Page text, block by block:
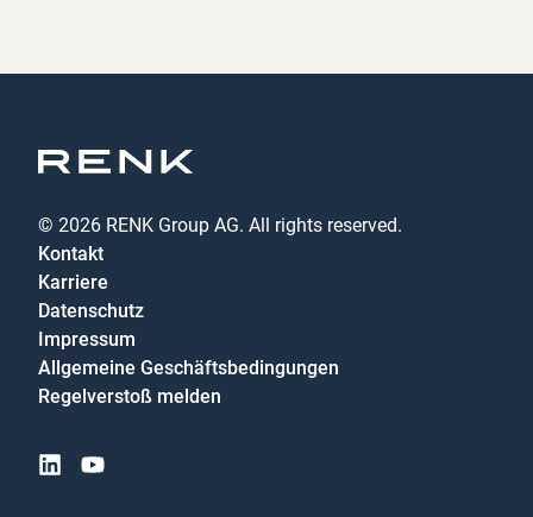
© 2026 RENK Group AG. All rights reserved.
Kontakt
Karriere
Datenschutz
Impressum
Allgemeine Geschäftsbedingungen
Regelverstoß melden